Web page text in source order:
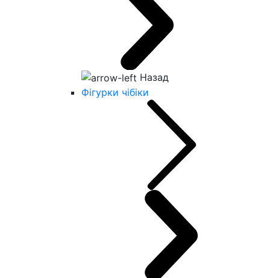
Назад
Фігурки чібіки